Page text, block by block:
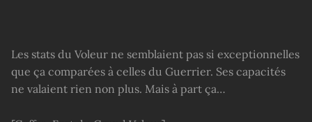
Les stats du Voleur ne semblaient pas si exceptionnelles
que ça comparées à celles du Guerrier. Ses capacités
ne valaient rien non plus. Mais à part ça…